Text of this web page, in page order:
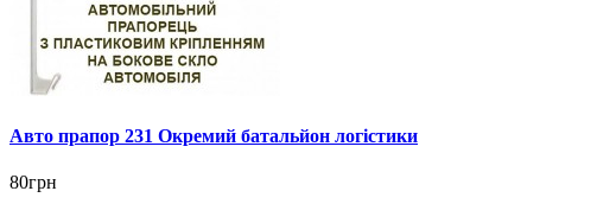
Авто прапор 231 Окремий батальйон логістики
80грн